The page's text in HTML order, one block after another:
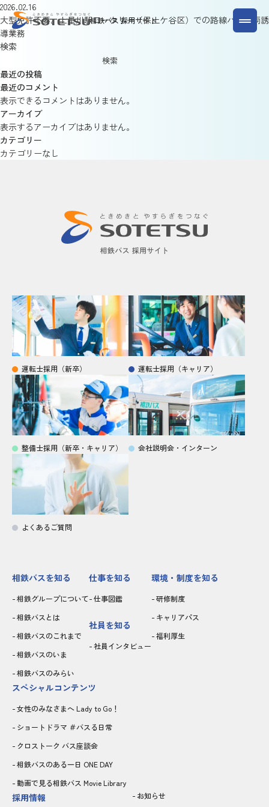
相鉄バス 採用サイト
2026.02.16
大型免許不要。上星川駅ロータリー（保土ケ谷区）での路線バス車両誘
導業務
検索
検索
最近の投稿
最近のコメント
表示できるコメントはありません。
アーカイブ
表示するアーカイブはありません。
カテゴリー
カテゴリーなし
運転士採用（新卒） 運転士採用（キャリア）
整備士採用（新卒・キャリア） 会社説明会・インターン
よくあるご質問
相鉄バスを知る
相鉄グループについて
相鉄バスとは
相鉄バスのこれまで
相鉄バスのいま
相鉄バスのみらい
仕事を知る
仕事図鑑
社員を知る
社員インタビュー
環境・制度を知る
研修制度
キャリアパス
福利厚生
スペシャルコンテンツ
女性のみなさまへ Lady to Go！
ショートドラマ ＃バスる日常
クロストーク バス座談会
相鉄バスのある一日 ONE DAY
動画で見る相鉄バス Movie Library
採用情報 お知らせ